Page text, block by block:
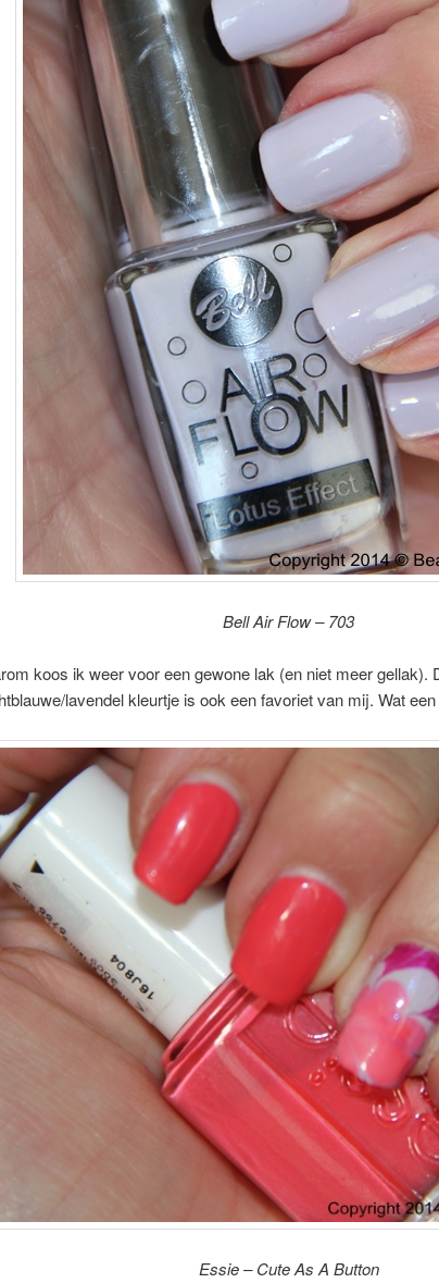
Bell Air Flow – 703
koos ik weer voor een gewone lak (en niet meer gellak).
lavendel kleurtje is ook een favoriet van mij. Wat
Essie – Cute As A Button